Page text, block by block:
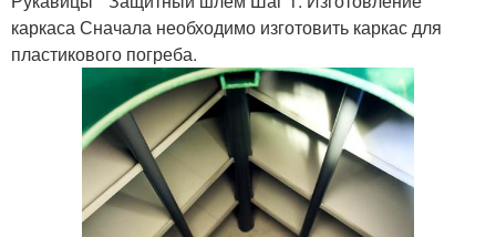
каркаса Сначала необходимо изготовить каркас для
пластикового погреба.